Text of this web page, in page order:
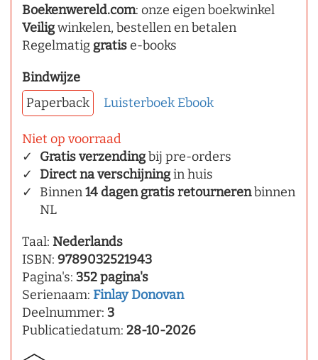
Boekenwereld.com: onze eigen boekwinkel
Veiligwinkelen, bestellen en betalen
Regelmatig gratise-books
Bindwijze
Paperback
Luisterboek Ebook
Niet op voorraad
Gratis verzendingbij pre-orders
Direct na verschijningin huis
Binnen14 dagen gratis retournerenbinnen
NL
Taal: Nederlands
ISBN: 9789032521943
Pagina's: 352 pagina's
Serienaam: Finlay Donovan
Deelnummer: 3
Publicatiedatum: 28-10-2026